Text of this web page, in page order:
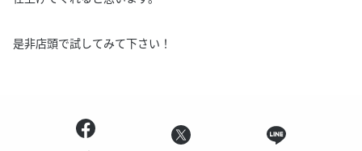
是非店頭で試してみて下さい！